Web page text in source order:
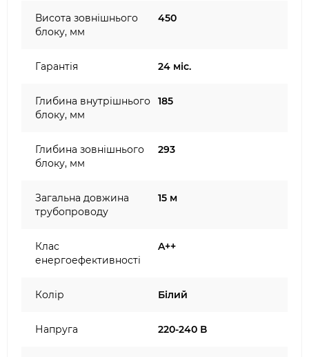
Висота зовнішнього
блоку, мм
450
Гарантія 24 міс.
Глибина внутрішнього
блоку, мм
185
Глибина зовнішнього
блоку, мм
293
Загальна довжина
трубопроводу
15 м
Клас
енергоефективності
A++
Колір Білий
Напруга 220-240 В